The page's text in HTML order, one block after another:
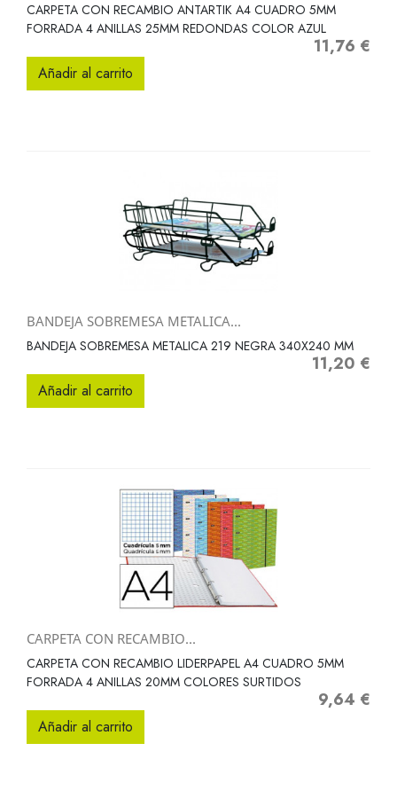
CARPETA CON RECAMBIO ANTARTIK A4 CUADRO 5MM
FORRADA 4 ANILLAS 25MM REDONDAS COLOR AZUL
Precio
11,76 €
Añadir al carrito
BANDEJA SOBREMESA METALICA...
BANDEJA SOBREMESA METALICA 219 NEGRA 340X240 MM
Precio
11,20 €
Añadir al carrito
CARPETA CON RECAMBIO...
CARPETA CON RECAMBIO LIDERPAPEL A4 CUADRO 5MM
FORRADA 4 ANILLAS 20MM COLORES SURTIDOS
Precio
9,64 €
Añadir al carrito